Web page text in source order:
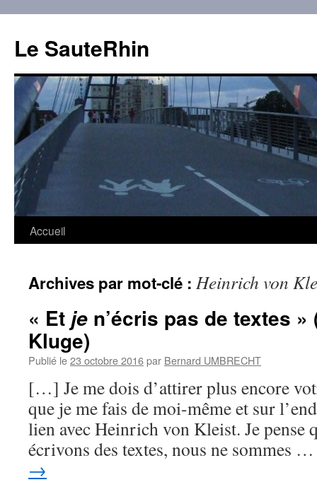
contenu
Le SauteRhin
Accueil
Archives par mot-clé : Heinrich von
« Et je n’écris pas de textes »
Kluge)
Publié le23 octobre 2016par Bernard UMBRECHT
[…] Je me dois d’attirer plus encore
que je me fais de moi-même et sur
lien avec Heinrich von Kleist. Je pense
écrivons des textes, nous ne sommes
→